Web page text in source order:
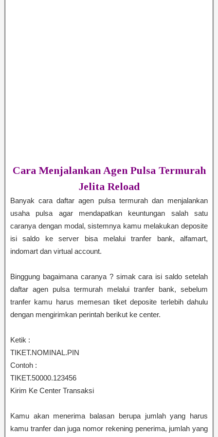
Cara Menjalankan Agen Pulsa Termurah
Jelita Reload
Banyak cara daftar agen pulsa termurah dan menjalankan
usaha pulsa agar mendapatkan keuntungan salah satu
caranya dengan modal, sistemnya kamu melakukan deposite
isi saldo ke server bisa melalui tranfer bank, alfamart,
indomart dan virtual account.
Binggung bagaimana caranya ? simak cara isi saldo setelah
daftar agen pulsa termurah melalui tranfer bank, sebelum
tranfer kamu harus memesan tiket deposite terlebih dahulu
dengan mengirimkan perintah berikut ke center.
Ketik :
TIKET.NOMINAL.PIN
Contoh :
TIKET.50000.123456
Kirim Ke Center Transaksi
Kamu akan menerima balasan berupa jumlah yang harus
kamu tranfer dan juga nomor rekening penerima, jumlah yang